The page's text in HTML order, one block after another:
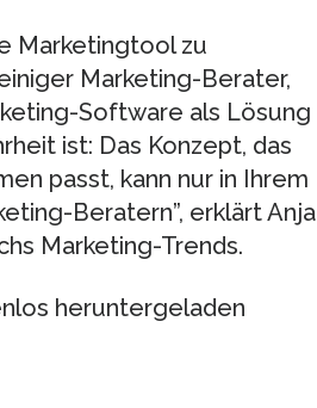
Marketingtool zu
Marketing-Berater,
Software als Lösung
ist: Das Konzept, das
passt, kann nur in Ihrem
Beratern”, erklärt Anja
Marketing-Trends.
heruntergeladen